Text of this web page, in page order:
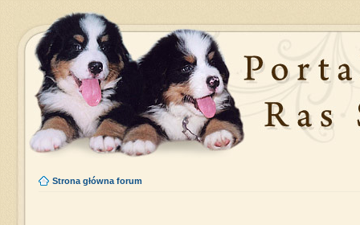
Strona główna forum